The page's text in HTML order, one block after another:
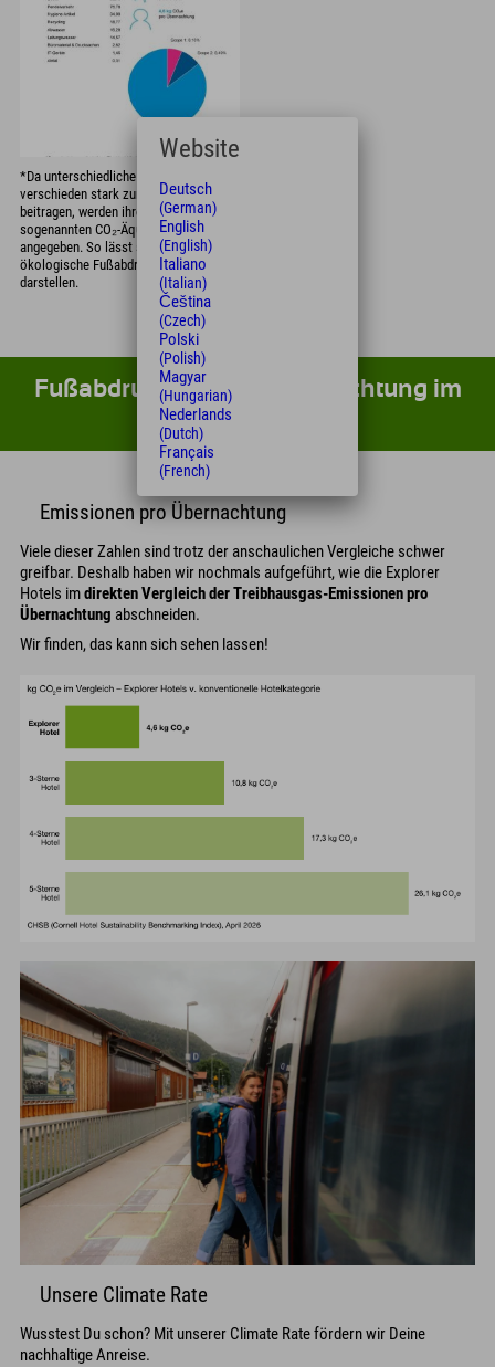
*Da unterschiedliche Treibhausgase
verschieden stark zur Erderwärmung
beitragen, werden ihre Effekte in
sogenannten CO₂-Äquivalenten
angegeben. So lässt sich der gesamte
ökologische Fußabdruck vergleichbar
darstellen.
Fußabdruck Deiner Übernachtung im
direkten Vergleich
Emissionen pro Übernachtung
Viele dieser Zahlen sind trotz der anschaulichen Vergleiche schwer
greifbar. Deshalb haben wir nochmals aufgeführt, wie die Explorer
Hotels imdirekten Vergleich der Treibhausgas-Emissionen pro
Übernachtung abschneiden.
Wir finden, das kann sich sehen lassen!
Unsere Climate Rate
Wusstest Du schon? Mit unserer Climate Rate fördern wir Deine
nachhaltige Anreise.
Website
Deutsch
(German)
English
(English)
Italiano
(Italian)
Čeština
(Czech)
Polski
(Polish)
Magyar
(Hungarian)
Nederlands
(Dutch)
Français
(French)